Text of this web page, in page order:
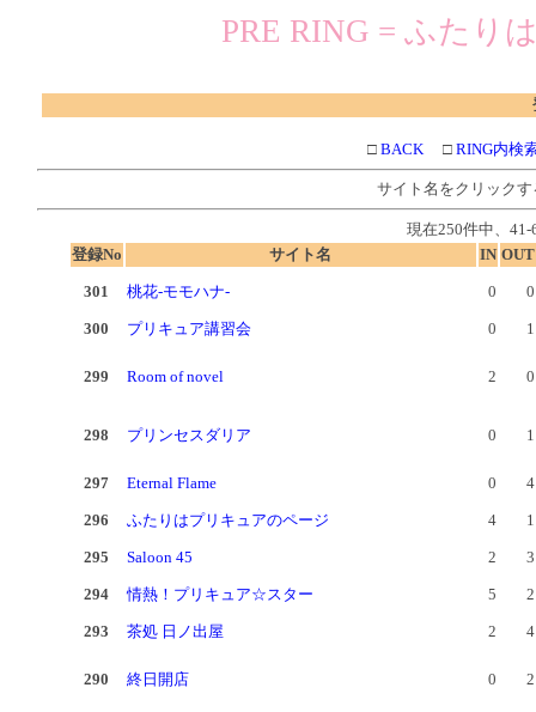
PRE RING = ふたり
□BACK□RING内検
サイト名をクリック
現在250件中、
登録No
サイト名 IN OUT
301 桃花-モモハナ- 0 0
300 プリキュア講習会 0 1
299 Room of novel 2 0
298 プリンセスダリア 0 1
297 Eternal Flame 0 4
296 ふたりはプリキュアのページ 4 1
295 Saloon 45 2 3
294 情熱！プリキュア☆スター 5 2
293 茶処 日ノ出屋 2 4
290 終日開店 0 2